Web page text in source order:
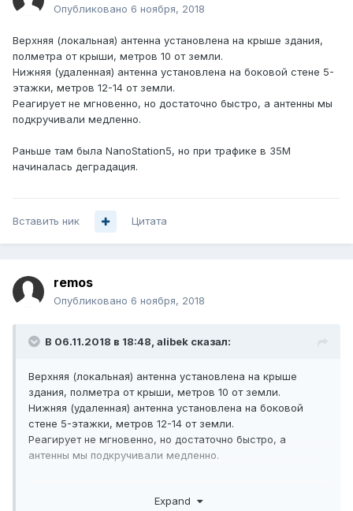
Опубликовано 6 ноября, 2018
Верхняя (локальная) антенна установлена на крыше здания,
полметра от крыши, метров 10 от земли.
Нижняя (удаленная) антенна установлена на боковой стене 5-
этажки, метров 12-14 от земли.
Реагирует не мгновенно, но достаточно быстро, а антенны мы
подкручивали медленно.
Раньше там была NanoStation5, но при трафике в 35М
начиналась деградация.
Вставить ник Цитата
remos
Опубликовано 6 ноября, 2018
В 06.11.2018 в 18:48, alibek сказал:
Верхняя (локальная) антенна установлена на крыше
здания, полметра от крыши, метров 10 от земли.
Нижняя (удаленная) антенна установлена на боковой
стене 5-этажки, метров 12-14 от земли.
Реагирует не мгновенно, но достаточно быстро, а
антенны мы подкручивали медленно.
Expand